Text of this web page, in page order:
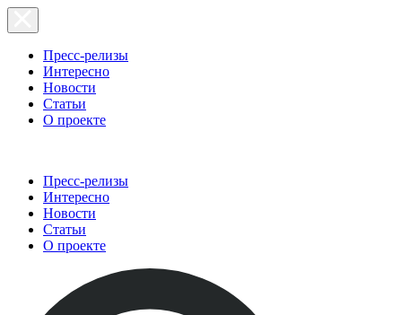
Пресс-релизы
Интересно
Новости
Статьи
О проекте
Пресс-релизы
Интересно
Новости
Статьи
О проекте